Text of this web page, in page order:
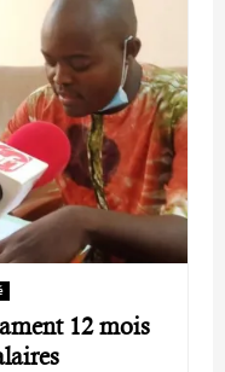
12 mois